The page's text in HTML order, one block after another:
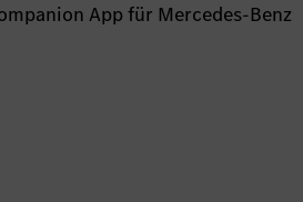
App für Mercedes-Benz